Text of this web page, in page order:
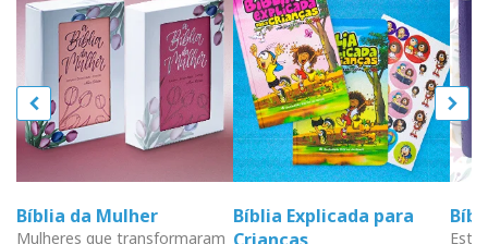
Bíblia da Mulher
Mulheres que transformaram
Bíblia Explicada para